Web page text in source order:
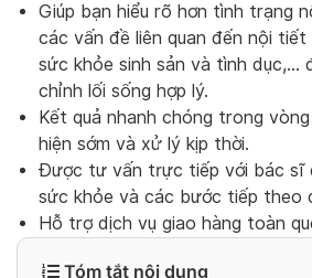
Giúp bạn hiểu rõ hơn tình trạng
các vấn đề liên quan đến nội
sức khỏe sinh sản và tình dục,…
chỉnh lối sống hợp lý.
Kết quả nhanh chóng trong
hiện sớm và xử lý kịp thời.
Được tư vấn trực tiếp với bác sĩ
sức khỏe và các bước tiếp theo
Hỗ trợ dịch vụ giao hàng toàn
Tóm tắt nội dung